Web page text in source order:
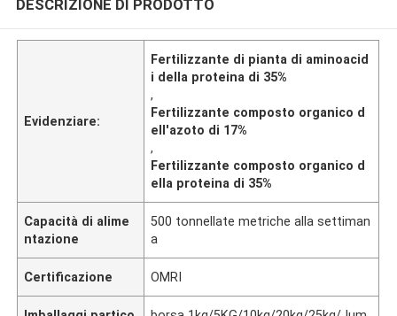
DESCRIZIONE DI PRODOTTO
Evidenziare:
Fertilizzante di pianta di aminoacid
i della proteina di 35%
,
Fertilizzante composto organico d
ell'azoto di 17%
,
Fertilizzante composto organico d
ella proteina di 35%
Capacità di alime
ntazione
500 tonnellate metriche alla settiman
a
Certificazione OMRI